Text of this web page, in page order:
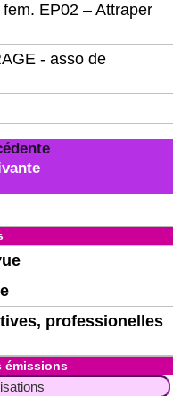
EP02 – Attraper
- asso de
professionelles
émissions